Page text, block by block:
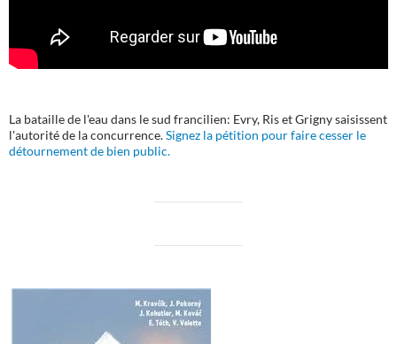
La bataille de l'eau dans le sud francilien: Evry, Ris et Grigny saisissent
l'autorité de la concurrence.Signez la pétition pour faire cesser le
détournement de bien public.